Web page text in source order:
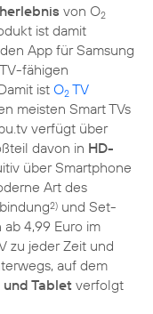
von O2
ist damit
App für Samsung
fähigen
ist O2 TV
meisten Smart TVs
verfügt über
davon in HD-
über Smartphone
Art des
2) und Set-
ab 4,99 Euro im
zu jeder Zeit und
auf dem
Tablet verfolgt